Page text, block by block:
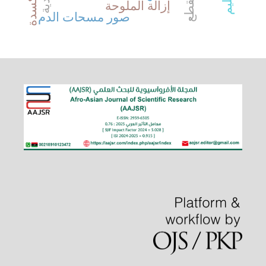
إزالة الملوحة
صور مسحات الدم